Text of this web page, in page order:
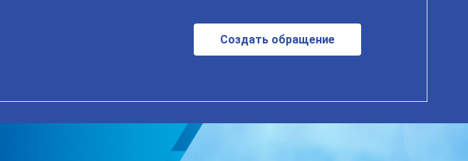
Создать обращение